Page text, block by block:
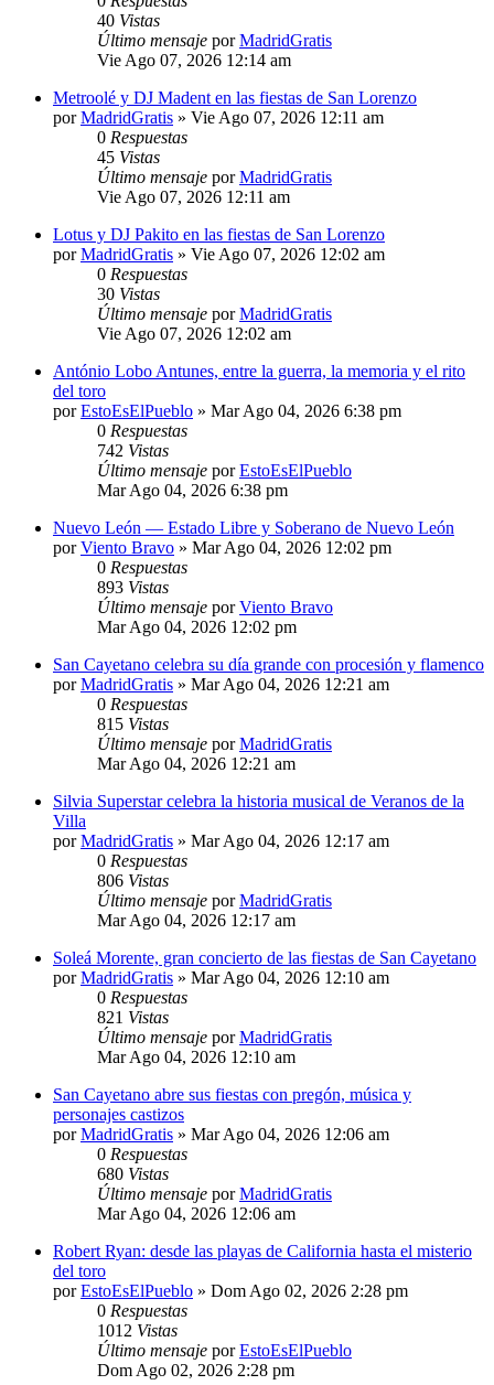
40 Vistas
Último mensaje porMadridGratis
Vie Ago 07, 2026 12:14 am
Metroolé y DJ Madent en las fiestas de San Lorenzo
porMadridGratis » Vie Ago 07, 2026 12:11 am
0 Respuestas
45 Vistas
Último mensaje porMadridGratis
Vie Ago 07, 2026 12:11 am
Lotus y DJ Pakito en las fiestas de San Lorenzo
porMadridGratis » Vie Ago 07, 2026 12:02 am
0 Respuestas
30 Vistas
Último mensaje porMadridGratis
Vie Ago 07, 2026 12:02 am
António Lobo Antunes, entre la guerra, la memoria y el rito
del toro
porEstoEsElPueblo » Mar Ago 04, 2026 6:38 pm
0 Respuestas
742 Vistas
Último mensaje porEstoEsElPueblo
Mar Ago 04, 2026 6:38 pm
Nuevo León — Estado Libre y Soberano de Nuevo León
porViento Bravo » Mar Ago 04, 2026 12:02 pm
0 Respuestas
893 Vistas
Último mensaje porViento Bravo
Mar Ago 04, 2026 12:02 pm
San Cayetano celebra su día grande con procesión y flamenco
porMadridGratis » Mar Ago 04, 2026 12:21 am
0 Respuestas
815 Vistas
Último mensaje porMadridGratis
Mar Ago 04, 2026 12:21 am
Silvia Superstar celebra la historia musical de Veranos de la
Villa
porMadridGratis » Mar Ago 04, 2026 12:17 am
0 Respuestas
806 Vistas
Último mensaje porMadridGratis
Mar Ago 04, 2026 12:17 am
Soleá Morente, gran concierto de las fiestas de San Cayetano
porMadridGratis » Mar Ago 04, 2026 12:10 am
0 Respuestas
821 Vistas
Último mensaje porMadridGratis
Mar Ago 04, 2026 12:10 am
San Cayetano abre sus fiestas con pregón, música y
personajes castizos
porMadridGratis » Mar Ago 04, 2026 12:06 am
0 Respuestas
680 Vistas
Último mensaje porMadridGratis
Mar Ago 04, 2026 12:06 am
Robert Ryan: desde las playas de California hasta el misterio
del toro
porEstoEsElPueblo » Dom Ago 02, 2026 2:28 pm
0 Respuestas
1012 Vistas
Último mensaje porEstoEsElPueblo
Dom Ago 02, 2026 2:28 pm